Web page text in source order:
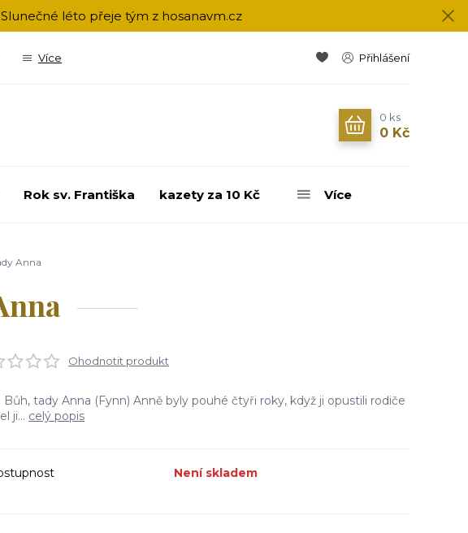
léto přeje tým z hosanavm.cz
Více Přihlášení
0 ks
0 Kč
Rok sv. Františka kazety za 10 Kč Více
Anna
Ohodnotit produkt
Bůh, tady Anna (Fynn) Anně byly pouhé čtyři roky, když ji opustili rodiče
ji... celý popis
Není skladem